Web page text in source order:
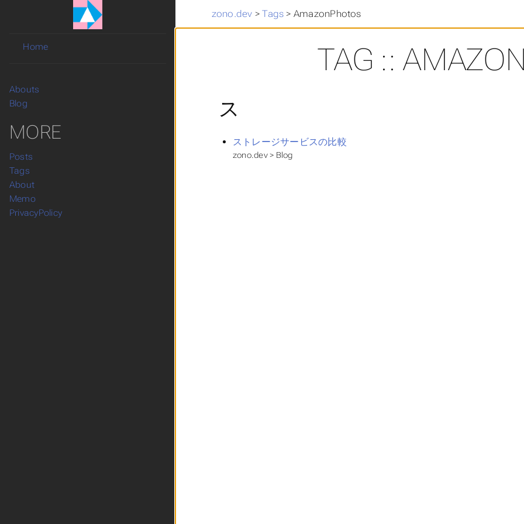
zono.dev >Tags > AmazonPhotos
TAG ::
ス
ストレージサービスの比較
zono.dev > Blog
Home
Abouts
Blog
MORE
Posts
Tags
About
Memo
PrivacyPolicy